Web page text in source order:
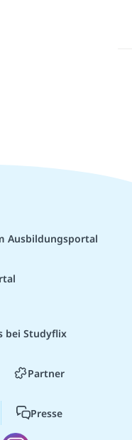
Ausbildungsportal
bei Studyflix
Partner
Presse